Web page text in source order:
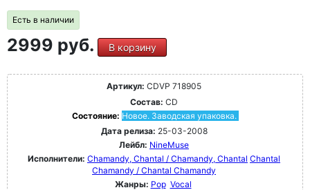
Есть в наличии
2999 руб. В корзину
Артикул: CDVP 718905
Состав: CD
Состояние: Новое. Заводская упаковка.
Дата релиза: 25-03-2008
Лейбл: NineMuse
Исполнители: Chamandy, Chantal / Chamandy, Chantal Chantal
Chamandy / Chantal Chamandy
Жанры: Pop Vocal